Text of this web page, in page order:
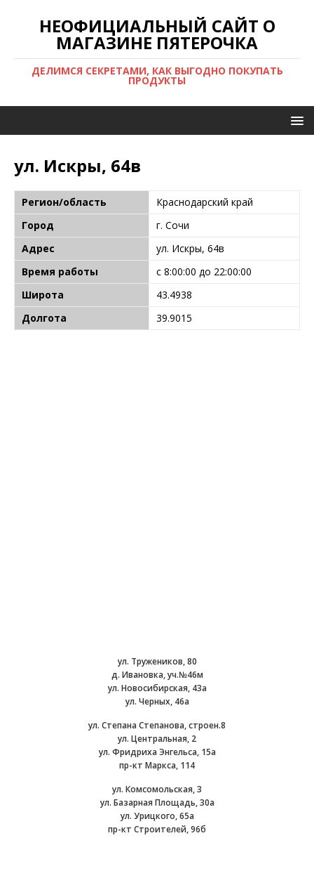
НЕОФИЦИАЛЬНЫЙ САЙТ О
МАГАЗИНЕ ПЯТЕРОЧКА
ДЕЛИМСЯ СЕКРЕТАМИ, КАК ВЫГОДНО ПОКУПАТЬ
ПРОДУКТЫ
ул. Искры, 64в
Регион/область
Краснодарский край
Город
г. Сочи
Адрес
ул. Искры, 64в
Время работы
с 8:00:00 до 22:00:00
Широта
43.4938
Долгота
39.9015
ул. Тружеников, 80
д. Ивановка, уч.№46м
ул. Новосибирская, 43а
ул. Черных, 46а
ул. Степана Степанова, строен.8
ул. Центральная, 2
ул. Фридриха Энгельса, 15а
пр-кт Маркса, 114
ул. Комсомольская, 3
ул. Базарная Площадь, 30а
ул. Урицкого, 65а
пр-кт Строителей, 96б